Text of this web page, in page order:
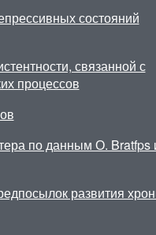
состояний
связанной с
процессов
по данным О. Bratfps
развития